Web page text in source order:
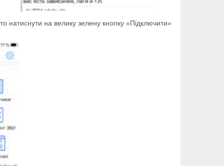
натиснути на велику зелену кнопку «Підключити»